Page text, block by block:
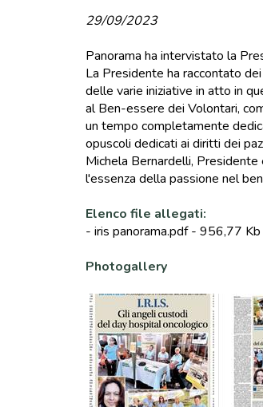
29/09/2023
Panorama ha intervistato la
La Presidente ha raccontato
delle varie iniziative in atto in
al Ben-essere dei Volontari,
un tempo completamente
opuscoli dedicati ai diritti dei
Michela Bernardelli, Presidente
l'essenza della passione nel
Elenco file allegati:
- iris panorama.pdf- 956,77 Kb
Photogallery